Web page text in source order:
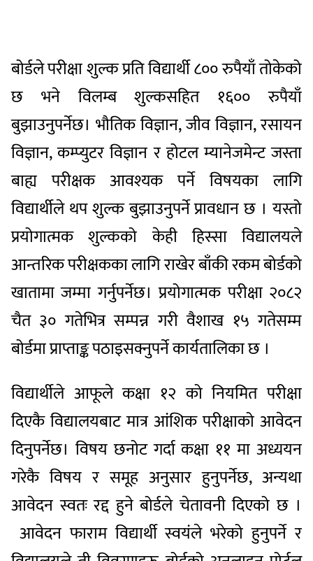
बोर्डले परीक्षा शुल्क प्रति विद्यार्थी ८०० रुपैयाँ तोकेको
छ भने विलम्ब शुल्कसहित १६०० रुपैयाँ
बुझाउनुपर्नेछ। भौतिक विज्ञान, जीव विज्ञान, रसायन
विज्ञान, कम्प्युटर विज्ञान र होटल म्यानेजमेन्ट जस्ता
बाह्य परीक्षक आवश्यक पर्ने विषयका लागि
विद्यार्थीले थप शुल्क बुझाउनुपर्ने प्रावधान छ । यस्तो
प्रयोगात्मक शुल्कको केही हिस्सा विद्यालयले
आन्तरिक परीक्षकका लागि राखेर बाँकी रकम बोर्डको
खातामा जम्मा गर्नुपर्नेछ। प्रयोगात्मक परीक्षा २०८२
चैत ३० गतेभित्र सम्पन्न गरी वैशाख १५ गतेसम्म
बोर्डमा प्राप्ताङ्क पठाइसक्नुपर्ने कार्यतालिका छ ।
विद्यार्थीले आफूले कक्षा १२ को नियमित परीक्षा
दिएकै विद्यालयबाट मात्र आंशिक परीक्षाको आवेदन
दिनुपर्नेछ। विषय छनोट गर्दा कक्षा ११ मा अध्ययन
गरेकै विषय र समूह अनुसार हुनुपर्नेछ, अन्यथा
आवेदन स्वतः रद्द हुने बोर्डले चेतावनी दिएको छ ।
आवेदन फाराम विद्यार्थी स्वयंले भरेको हुनुपर्ने र